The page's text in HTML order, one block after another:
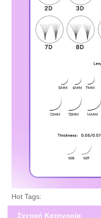
Hot Tags:
Σχετική Κατηγορία